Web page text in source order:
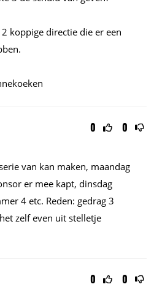
koppige directie die er een
0 0
van kan maken, maandag
er mee kapt, dinsdag
4 etc. Reden: gedrag 3
zelf even uit stelletje
0 0